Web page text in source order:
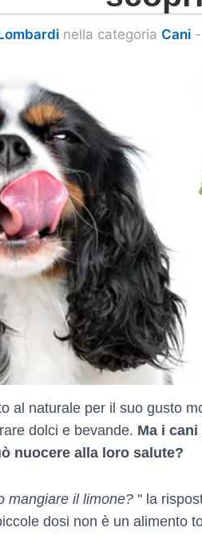
nella categoria Cani -
al naturale per il suo gusto
dolci e bevande. Ma i
nuocere alla loro salute?
mangiare il limone? " la
dosi non è un alimento